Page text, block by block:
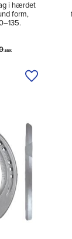
i hærdet
form,
SEK
Tilføj til